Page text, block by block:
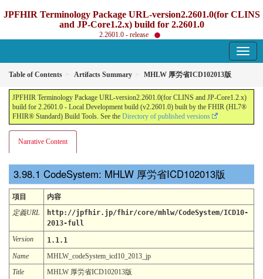
JPFHIR Terminology Package URL-version2.2601.0(for CLINS
and JP-Core1.2.x) build for 2.2601.0
2.2601.0 - release
Table of Contents Artifacts Summary MHLW 厚労省ICD102013版
JPFHIR Terminology Package URL-version2.2601.0(for CLINS and JP-Core1.2.x)
build for 2.2601.0 - Local Development build (v2.2601.0) built by the FHIR (HL7®
FHIR® Standard) Build Tools. See the Directory of published versions
Narrative Content
CodeSystem: MHLW 厚労省ICD102013版
項目
内容
定義URL
http://jpfhir.jp/fhir/core/mhlw/CodeSystem/ICD10-
2013-full
Version
1.1.1
Name
MHLW_codeSystem_icd10_2013_jp
Title
MHLW 厚労省ICD102013版